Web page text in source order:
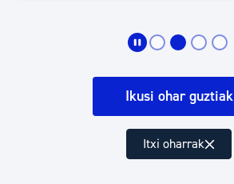
Ikusi ohar guztiak
Itxi oharrak